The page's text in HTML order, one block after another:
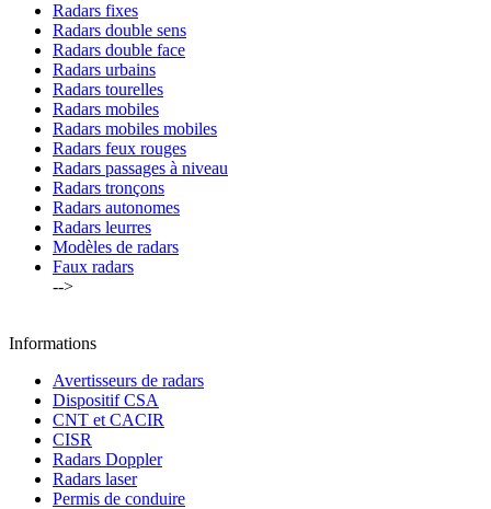
Radars fixes
Radars double sens
Radars double face
Radars urbains
Radars tourelles
Radars mobiles
Radars mobiles mobiles
Radars feux rouges
Radars passages à niveau
Radars tronçons
Radars autonomes
Radars leurres
Modèles de radars
Faux radars
-->
Informations
Avertisseurs de radars
Dispositif CSA
CNT et CACIR
CISR
Radars Doppler
Radars laser
Permis de conduire